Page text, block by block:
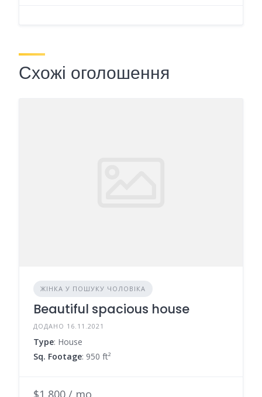
Схожі оголошення
ЖІНКА У ПОШУКУ ЧОЛОВІКА
Beautiful spacious house
ДОДАНО 16.11.2021
Type: House
Sq. Footage: 950 ft²
$1 800 / mo